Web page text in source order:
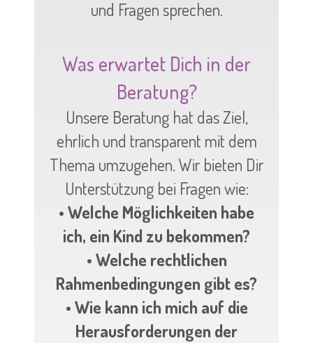
und Fragen sprechen.
Was erwartet Dich in der
Beratung?
Unsere Beratung hat das Ziel,
ehrlich und transparent mit dem
Thema umzugehen. Wir bieten Dir
Unterstützung bei Fragen wie:
• Welche Möglichkeiten habe
ich, ein Kind zu bekommen?
• Welche rechtlichen
Rahmenbedingungen gibt es?
• Wie kann ich mich auf die
Herausforderungen der